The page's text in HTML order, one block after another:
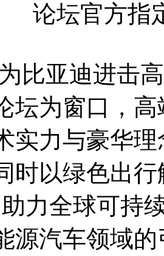
论坛官方指
比亚迪进击
坛为窗口，
实力与豪华
时以绿色出
力全球可持
源汽车领域